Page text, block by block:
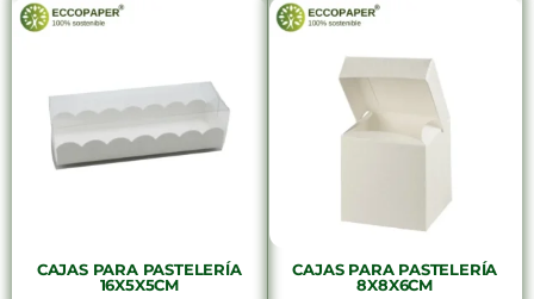
CAJAS PARA PASTELERÍA
16X5X5CM
CAJAS PARA PASTELERÍA
8X8X6CM